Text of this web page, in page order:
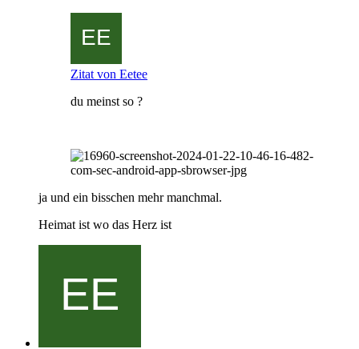
Zitat von Eetee
du meinst so ?
ja und ein bisschen mehr manchmal.
Heimat ist wo das Herz ist